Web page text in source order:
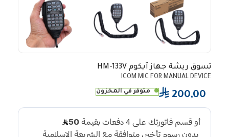
تسوق ريشة جهاز آيكوم HM-133V
ICOM MIC FOR MANUAL DEVICE
⃁ 200,00 متوفر في المخزون